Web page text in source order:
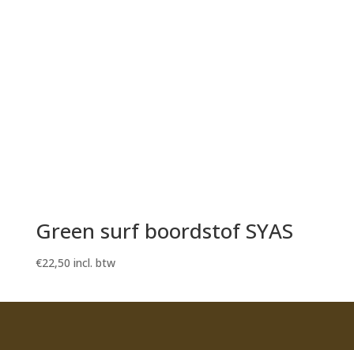
Green surf boordstof SYAS
€22,50 incl. btw